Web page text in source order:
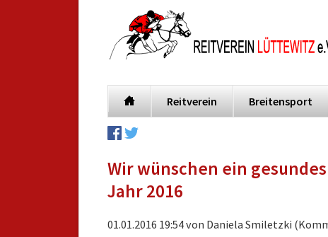
Reitverein Breitensport
Navigation
überspringen
Wir wünschen ein
Jahr 2016
01.01.2016 19:54von Daniela Smiletzki